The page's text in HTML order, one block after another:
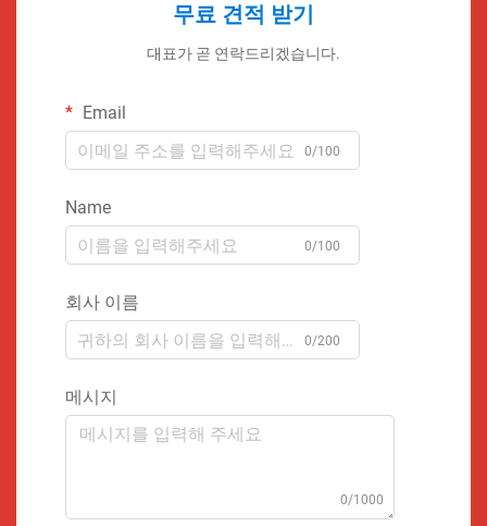
무료 견적 받기
대표가 곧 연락드리겠습니다.
Email
0/100
Name
0/100
회사 이름
0/200
메시지
0/1000